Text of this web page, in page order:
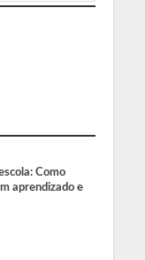
Como
aprendizado e